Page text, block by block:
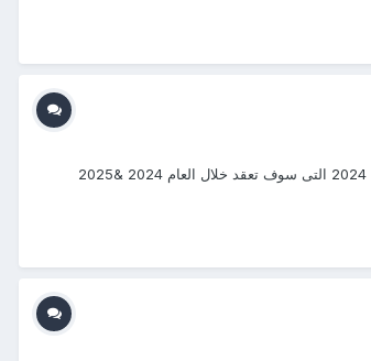
#دورات_2024_2025 #منتجع_التدريب_الدولى #ITR_Center بسم الله الرحمن الرحيم يتشرف منتجع التدريب الدولي ITR بتقديم دورات فى الهندسة المدنية وأعمال البناء 2024 التى سوف تعقد خلال العام 2024 &2025